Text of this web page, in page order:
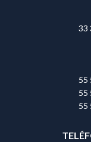
33
55
55
55